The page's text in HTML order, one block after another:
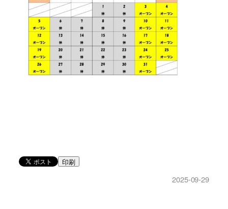
印刷
2025-09-29